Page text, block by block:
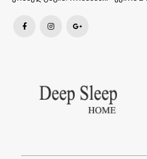
თბილისი, საქართველო.
555 223 449